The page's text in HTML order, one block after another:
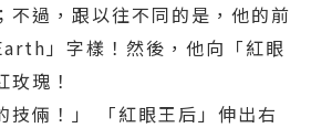
不過，跟以往不同的是，他的前
」字樣！然後，他向「紅眼
瑰！
技倆！」 「紅眼王后」伸出右